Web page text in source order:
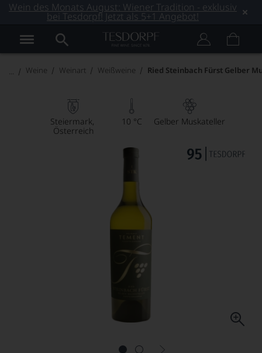
Wein des Monats August: Wiener Tradition - exklusiv
bei Tesdorpf! Jetzt als 5+1 Angebot!
Weine Weinart Weißweine Ried Steinbach Fürst Gelber
Steiermark
Österreich
10 °C Gelber Muskateller